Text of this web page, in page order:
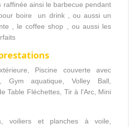
raffinée ainsi le barbecue pendant
boire un drink , ou aussi un
, le coffee shop , ou aussi les
Piscine couverte avec
Gym aquatique, Volley Ball,
Table Fléchettes, Tir à l'Arc, Mini
voiliers et planches à voile,